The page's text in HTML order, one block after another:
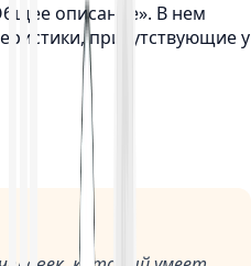
описание». В нем
присутствующие у